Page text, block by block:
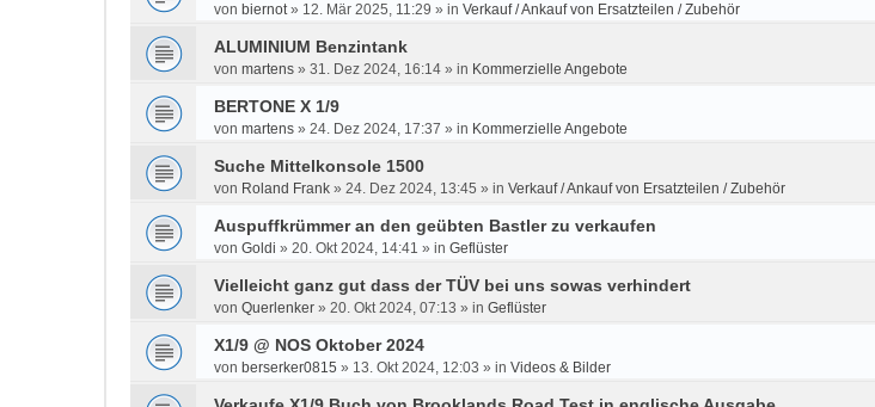
von biernot» 12. Mär 2025, 11:29 » in Verkauf / Ankauf von Ersatzteilen / Zubehör
ALUMINIUM Benzintank
von martens » 31. Dez 2024, 16:14 » in Kommerzielle Angebote
BERTONE X 1/9
von martens » 24. Dez 2024, 17:37 » in Kommerzielle Angebote
Suche Mittelkonsole 1500
von Roland Frank » 24. Dez 2024, 13:45 » in Verkauf / Ankauf von Ersatzteilen / Zubehör
Auspuffkrümmer an den geübten Bastler zu verkaufen
von Goldi » 20. Okt 2024, 14:41 » in Geflüster
Vielleicht ganz gut dass der TÜV bei uns sowas verhindert
von Querlenker » 20. Okt 2024, 07:13 » in Geflüster
X1/9 @ NOS Oktober 2024
von berserker0815 » 13. Okt 2024, 12:03 » in Videos & Bilder